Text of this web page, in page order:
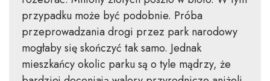
przypadku może być podobnie. Próba
przeprowadzania drogi przez park narodowy
mogłaby się skończyć tak samo. Jednak
mieszkańcy okolic parku są o tyle mądrzy, że